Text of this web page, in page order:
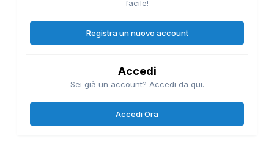
facile!
Registra un nuovo account
Accedi
Sei già un account? Accedi da qui.
Accedi Ora